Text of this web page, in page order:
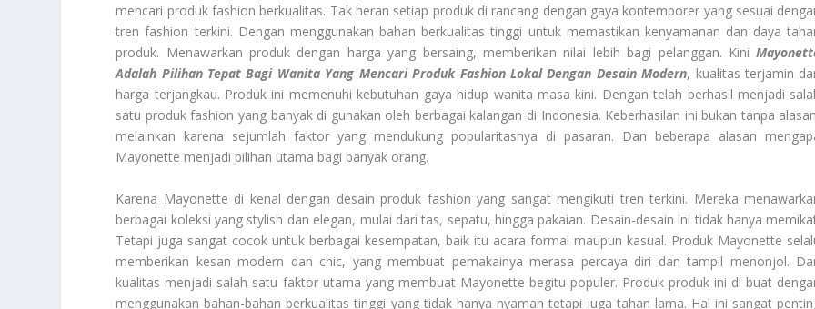
mencari produk fashion berkualitas. Tak heran setiap produk di rancang dengan gaya kontemporer yang sesuai
tren fashion terkini. Dengan menggunakan bahan berkualitas tinggi untuk memastikan kenyamanan dan daya
produk. Menawarkan produk dengan harga yang bersaing, memberikan nilai lebih bagi pelanggan. Kini
Adalah Pilihan Tepat Bagi Wanita Yang Mencari Produk Fashion Lokal Dengan Desain Modern, kualitas terjamin
harga terjangkau. Produk ini memenuhi kebutuhan gaya hidup wanita masa kini. Dengan telah berhasil menjadi
satu produk fashion yang banyak di gunakan oleh berbagai kalangan di Indonesia. Keberhasilan ini bukan tanpa
melainkan karena sejumlah faktor yang mendukung popularitasnya di pasaran. Dan beberapa alasan
Mayonette menjadi pilihan utama bagi banyak orang.
Karena Mayonette di kenal dengan desain produk fashion yang sangat mengikuti tren terkini. Mereka
berbagai koleksi yang stylish dan elegan, mulai dari tas, sepatu, hingga pakaian. Desain-desain ini tidak hanya
Tetapi juga sangat cocok untuk berbagai kesempatan, baik itu acara formal maupun kasual. Produk Mayonette
memberikan kesan modern dan chic, yang membuat pemakainya merasa percaya diri dan tampil menonjol.
kualitas menjadi salah satu faktor utama yang membuat Mayonette begitu populer. Produk-produk ini di buat
menggunakan bahan-bahan berkualitas tinggi yang tidak hanya nyaman tetapi juga tahan lama. Hal ini sangat